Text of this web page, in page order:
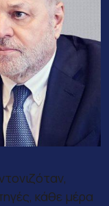
κάθε μέρα